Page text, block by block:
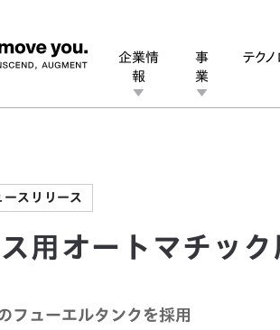
企業情
報
ヒストリー
事
業
リン その他事業
テク
ープンイノベーション
社会 ガバナンス
株式・債券情報
のビジネス用オートマチック原付スクーター「
ースリリース
用オートマチッ
フューエルタンクを採用